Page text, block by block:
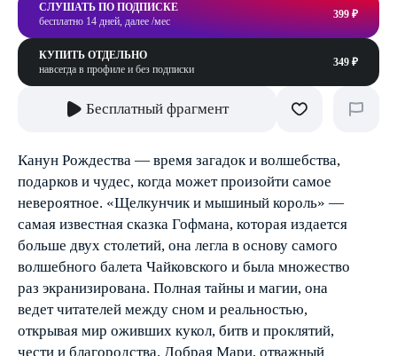
СЛУШАТЬ ПО ПОДПИСКЕ
бесплатно 14 дней, далее /мес
399 ₽
КУПИТЬ ОТДЕЛЬНО
навсегда в профиле и без подписки
349 ₽
Бесплатный фрагмент
Канун Рождества — время загадок и волшебства,
подарков и чудес, когда может произойти самое
невероятное. «Щелкунчик и мышиный король» —
самая известная сказка Гофмана, которая издается
больше двух столетий, она легла в основу самого
волшебного балета Чайковского и была множество
раз экранизирована. Полная тайны и магии, она
ведет читателей между сном и реальностью,
открывая мир оживших кукол, битв и проклятий,
чести и благородства. Добрая Мари, отважный